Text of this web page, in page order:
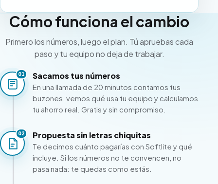
Cómo funciona el cambio
Primero los números, luego el plan. Tú apruebas cada
paso y tu equipo no deja de trabajar.
01 Sacamos tus números
En una llamada de 20 minutos contamos tus
buzones, vemos qué usa tu equipo y calculamos
tu ahorro real. Gratis y sin compromiso.
02 Propuesta sin letras chiquitas
Te decimos cuánto pagarías con Softlite y qué
incluye. Si los números no te convencen, no
pasa nada: te quedas como estás.